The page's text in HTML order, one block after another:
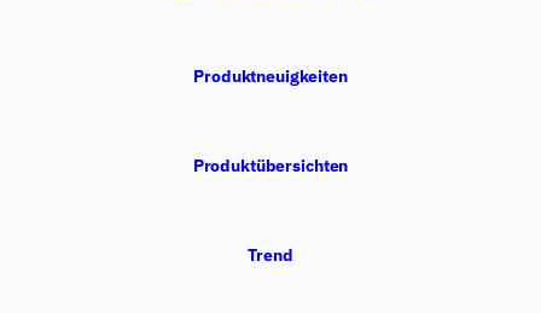
Produktneuigkeiten
Produktübersichten
Trend